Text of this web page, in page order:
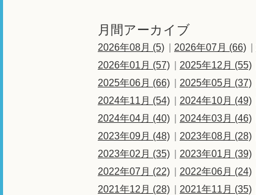
月間アーカイブ
2026年08月 (5) 2026年07月 (66)
2026年01月 (57)
2025年12月 (55)
2025年06月 (66)
2025年05月 (37)
2024年11月 (54)
2024年10月 (49)
2024年04月 (40)
2024年03月 (46)
2023年09月 (48)
2023年08月 (28)
2023年02月 (35)
2023年01月 (39)
2022年07月 (22)
2022年06月 (24)
2021年12月 (28)
2021年11月 (35)